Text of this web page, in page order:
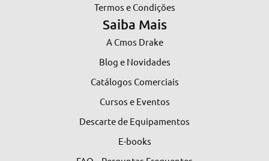
Termos e Condições
Saiba Mais
A Cmos Drake
Blog e Novidades
Catálogos Comerciais
Cursos e Eventos
Descarte de Equipamentos
E-books